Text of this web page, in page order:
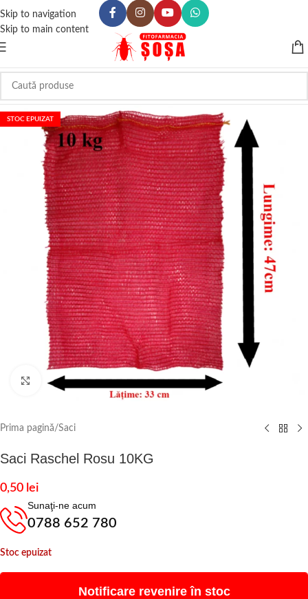
Skip to navigation
Skip to main content
STOC EPUIZAT
Click to enlarge
Prima pagină/Saci
Saci Raschel Rosu 10KG
0,50 lei
Sunaţi-ne acum
0788 652 780
Stoc epuizat
Notificare revenire în stoc